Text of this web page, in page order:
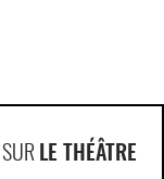
LE THÉÂTRE